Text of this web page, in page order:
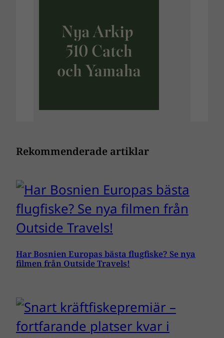
Rekommenderade artiklar
Har Bosnien Europas bästa flugfiske? Se nya
filmen från Outside Travels!